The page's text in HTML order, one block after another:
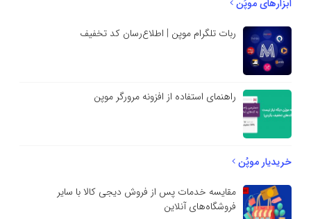
ابزارهای موپُن
ربات تلگرام موپن | اطلاع‌رسان کد تخفیف
راهنمای استفاده از افزونه مرورگر موپن
خریدیار موپُن
مقایسه خدمات پس از فروش دیجی کالا با سایر
فروشگاه‌های آنلاین